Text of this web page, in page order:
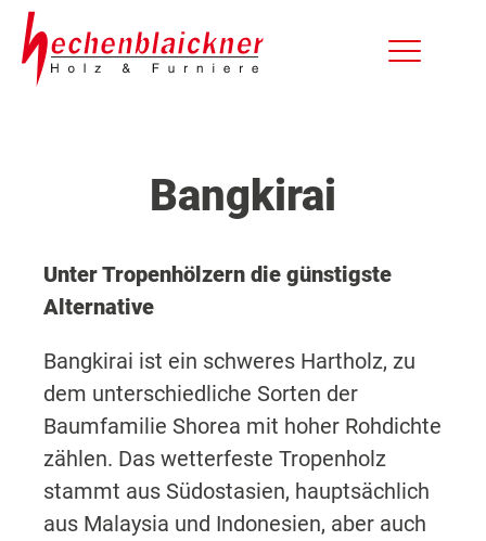
Bangkirai
Unter Tropenhölzern die günstigste
Alternative
Bangkirai ist ein schweres Hartholz, zu
dem unterschiedliche Sorten der
Baumfamilie Shorea mit hoher Rohdichte
zählen. Das wetterfeste Tropenholz
stammt aus Südostasien, hauptsächlich
aus Malaysia und Indonesien, aber auch